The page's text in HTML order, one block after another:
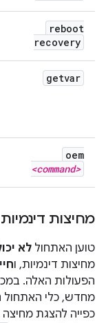
reboot
recovery
getvar
oem
<command>
מחיצות דינמיות
טוען האתחול לא
מחיצות דינמיות, ו
הפעולות האלה.
מחדש, כלי האתחול
כפייה להצגת